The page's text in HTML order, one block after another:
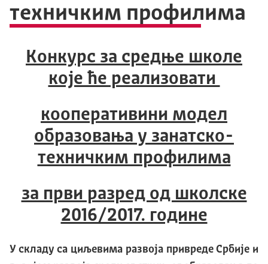
техничким профилима
Конкурс за средње школе
које ће реализовати
кооперативини модел
образовања у занатско-
техничким профилима
за први разред од школске
2016/2017. године
У складу са циљевима развоја привреде Србије и